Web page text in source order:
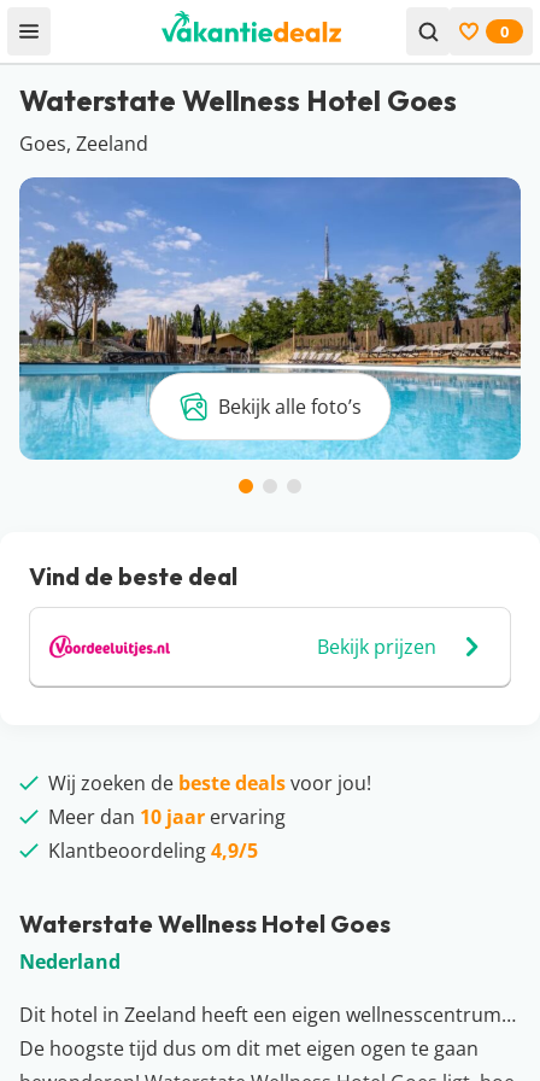
Open menu Bekijk
0
Waterstate Wellness Hotel Goes
Goes, Zeeland
Bekijk alle foto’s
Waterstate Wellness Hotel Goes
Nederland
Dit hotel in Zeeland heeft een eigen wellnesscentrum…
De hoogste tijd dus om dit met eigen ogen te gaan
Vind de beste deal
Bekijk prijzen
Wij zoeken de beste dealsvoor jou!
Meer dan 10 jaar ervaring
Klantbeoordeling4,9/5